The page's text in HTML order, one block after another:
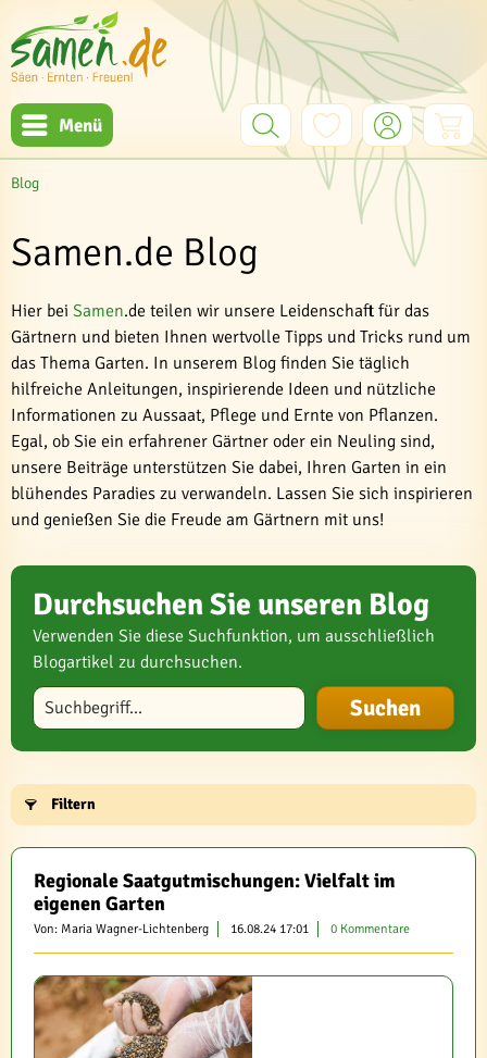
Menü
Blog
Samen.de Blog
Hier bei Samen.de teilen wir unsere Leidenschaft für das
Gärtnern und bieten Ihnen wertvolle Tipps und Tricks rund um
das Thema Garten. In unserem Blog finden Sie täglich
hilfreiche Anleitungen, inspirierende Ideen und nützliche
Informationen zu Aussaat, Pflege und Ernte von Pflanzen.
Egal, ob Sie ein erfahrener Gärtner oder ein Neuling sind,
unsere Beiträge unterstützen Sie dabei, Ihren Garten in ein
blühendes Paradies zu verwandeln. Lassen Sie sich inspirieren
und genießen Sie die Freude am Gärtnern mit uns!
Durchsuchen Sie unseren Blog
Verwenden Sie diese Suchfunktion, um ausschließlich
Blogartikel zu durchsuchen.
Blog durchsuchen
Filtern
Regionale Saatgutmischungen: Vielfalt im
eigenen Garten
Von: Maria Wagner-Lichtenberg 16.08.24 17:01 0 Kommentare